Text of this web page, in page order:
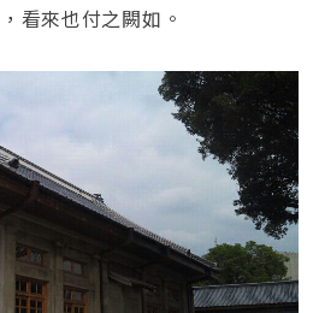
看來也付之闕如。